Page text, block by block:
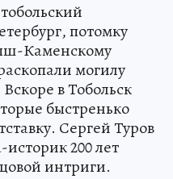
потомку
Каменскому
могилу
в Тобольск
быстренько
Сергей Туров
историк 200 лет
интриги.